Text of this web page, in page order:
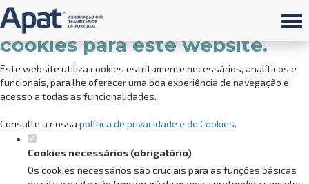
Defina as suas preferências de
cookies para este website.
Este website utiliza cookies estritamente necessários, analíticos e
funcionais, para lhe oferecer uma boa experiência de navegação e
acesso a todas as funcionalidades.
Consulte a nossa política de privacidade e de Cookies.
Cookies necessários (obrigatório)
Os cookies necessários são cruciais para as funções básicas